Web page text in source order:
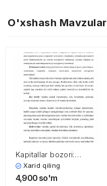
O'xshash Mavzular
Kapitallar bozori:
venchur kapital, uning
iqtisodiyotdagi roli
Xarid qiling
4,900 so'm